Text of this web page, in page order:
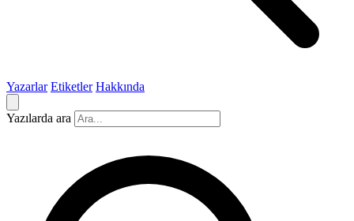
Yazarlar Etiketler Hakkında
Yazılarda ara